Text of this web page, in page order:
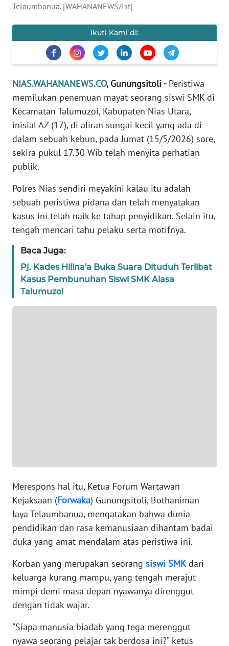
Telaumbanua. [WAHANANEWS/Ist]
Ikuti Kami di:
NIAS.WAHANANEWS.CO, Gunungsitoli -Peristiwa
memilukan penemuan mayat seorang siswi SMK di
Kecamatan Talumuzoi, Kabupaten Nias Utara,
inisial AZ (17), di aliran sungai kecil yang ada di
dalam sebuah kebun, pada Jumat (15/5/2026) sore,
sekira pukul 17.30 Wib telah menyita perhatian
publik.
Polres Nias sendiri meyakini kalau itu adalah
sebuah peristiwa pidana dan telah menyatakan
kasus ini telah naik ke tahap penyidikan. Selain itu,
tengah mencari tahu pelaku serta motifnya.
Baca Juga:
Pj. Kades Hilina'a Buka Suara Dituduh Terlibat
Kasus Pembunuhan Siswi SMK Alasa
Talumuzoi
Merespons hal itu, Ketua Forum Wartawan
Kejaksaan (Forwaka) Gunungsitoli, Bothaniman
Jaya Telaumbanua, mengatakan bahwa dunia
pendidikan dan rasa kemanusiaan dihantam badai
duka yang amat mendalam atas peristiwa ini.
Korban yang merupakan seorang siswi SMKdari
keluarga kurang mampu, yang tengah merajut
mimpi demi masa depan nyawanya direnggut
dengan tidak wajar.
"Siapa manusia biadab yang tega merenggut
nyawa seorang pelajar tak berdosa ini?” ketus
IKLAN
TENTANG
PEDOMAN
MEDIA
SIBER
KARIR
DISCLAIMER
Wahana
Regional
WN
NTT
WN
KEPRI
WN
PAPUA
PAPUA
BARAT
RIAU